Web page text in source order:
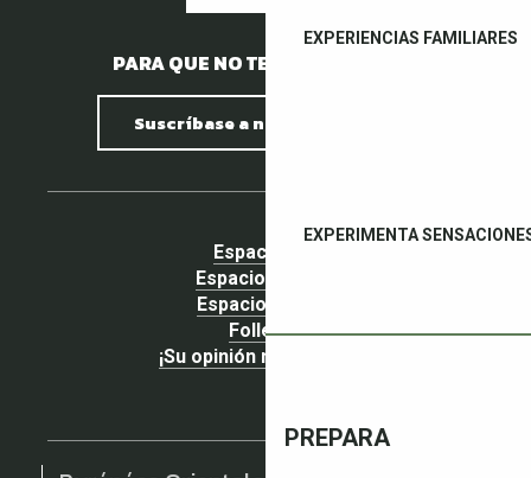
EXPERIENCIAS FAMILIARES
EXPERIMENTA
PREPARA
PARA QUE NO TE PIERDAS NADA.
Suscríbase a nuestro boletín
Espacio pro
Espacio Grupos
Espacio prensa
Folletos
¡Su opinión nos importa!